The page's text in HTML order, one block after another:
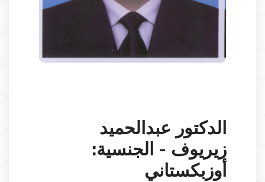
الدكتور عبدالحميد
زيريوف - الجنسية:
أوزبكستاني